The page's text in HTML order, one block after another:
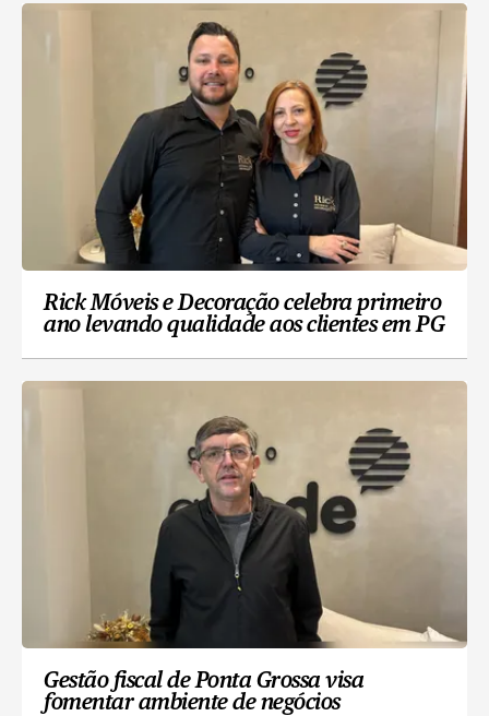
Rick Móveis e Decoração celebra primeiro
ano levando qualidade aos clientes em PG
Gestão fiscal de Ponta Grossa visa
fomentar ambiente de negócios